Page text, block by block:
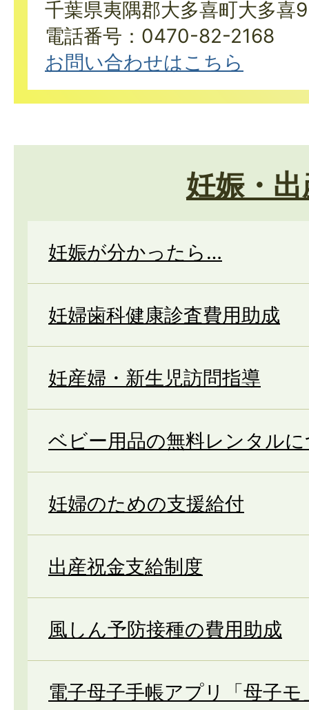
千葉県夷隅郡大多喜町大多喜
電話番号：0470-82-2168
お問い合わせはこちら
妊娠・
妊娠が分かったら…
妊婦歯科健康診査費用助成
妊産婦・新生児訪問指導
ベビー用品の無料レンタル
妊婦のための支援給付
出産祝金支給制度
風しん予防接種の費用助成
電子母子手帳アプリ「母子モ